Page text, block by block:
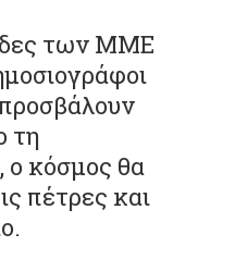
των ΜΜΕ
τη
ο κόσμος θα
πέτρες και